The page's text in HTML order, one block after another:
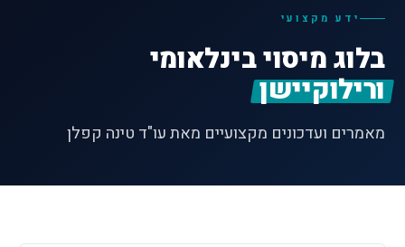
ידע מקצועי
בלוג מיסוי בינלאומי
ורילוקיישן
מאמרים ועדכונים מקצועיים מאת עו"ד טינה קפלן